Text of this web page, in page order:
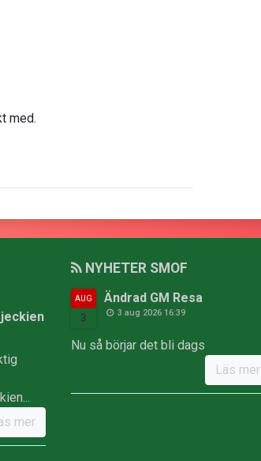
med.
mer
NYHETER SMOF
AUG
3
Ändrad GM Resa
3 aug 2026 16:39
Nu så börjar det bli dags
Läs mer